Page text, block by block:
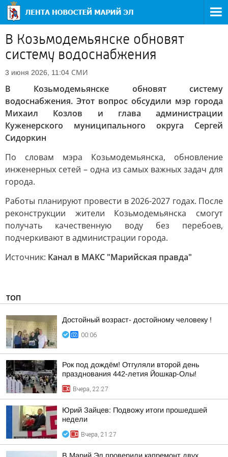
В Козьмодемьянске обновят
систему водоснабжения
3 июня 2026, 11:04 СМИ
В Козьмодемьянске обновят систему
водоснабжения. Этот вопрос обсудили мэр города
Михаил Козлов и глава администрации
Куженерского муниципального округа Сергей
Сидоркин
По словам мэра Козьмодемьянска, обновление
инженерных сетей – одна из самых важных задач для
города.
Работы планируют провести в 2026-2027 годах. После
реконструкции жители Козьмодемьянска смогут
получать качественную воду без перебоев,
подчеркивают в администрации города.
Источник: Канал в МАКС "Марийская правда"
ТОП
Достойный возраст- достойному человеку !
00:06
Рок под дождём! Отгуляли второй день
празднования 442-летия Йошкар-Олы!
Вчера, 22:27
Юрий Зайцев: Подвожу итоги прошедшей
недели
Вчера, 21:27